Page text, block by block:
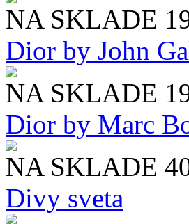
NA SKLADE
Dior by John
NA SKLADE
Dior by Marc
NA SKLADE
Divy sveta